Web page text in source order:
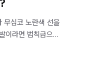
무심코 노란색 선을
이라면 범칙금으로
여 합의를